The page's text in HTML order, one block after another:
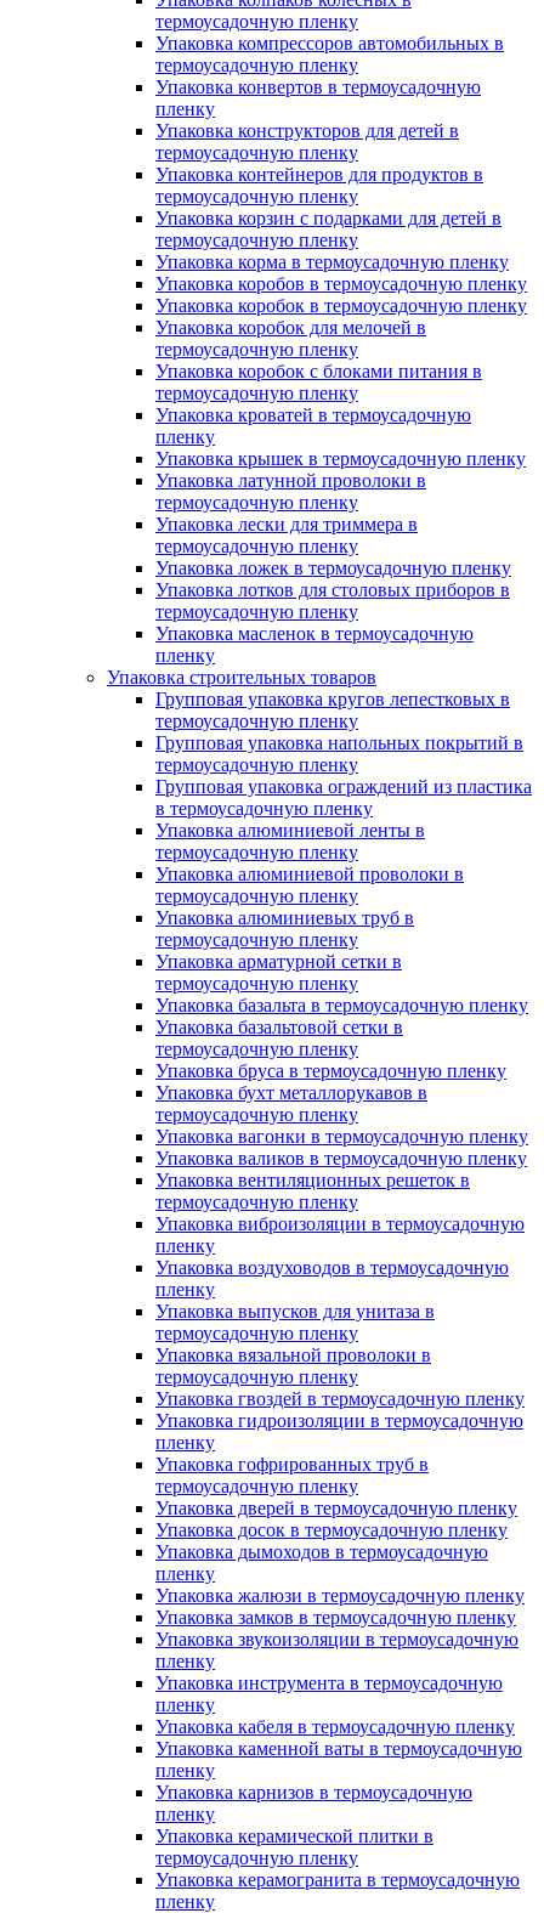
термоусадочную пленку
Упаковка компрессоров автомобильных в
термоусадочную пленку
Упаковка конвертов в термоусадочную
пленку
Упаковка конструкторов для детей в
термоусадочную пленку
Упаковка контейнеров для продуктов в
термоусадочную пленку
Упаковка корзин с подарками для детей в
термоусадочную пленку
Упаковка корма в термоусадочную пленку
Упаковка коробов в термоусадочную пленку
Упаковка коробок в термоусадочную пленку
Упаковка коробок для мелочей в
термоусадочную пленку
Упаковка коробок с блоками питания в
термоусадочную пленку
Упаковка кроватей в термоусадочную
пленку
Упаковка крышек в термоусадочную пленку
Упаковка латунной проволоки в
термоусадочную пленку
Упаковка лески для триммера в
термоусадочную пленку
Упаковка ложек в термоусадочную пленку
Упаковка лотков для столовых приборов в
термоусадочную пленку
Упаковка масленок в термоусадочную
пленку
Упаковка строительных товаров
Групповая упаковка кругов лепестковых в
термоусадочную пленку
Групповая упаковка напольных покрытий в
термоусадочную пленку
Групповая упаковка ограждений из пластика
в термоусадочную пленку
Упаковка алюминиевой ленты в
термоусадочную пленку
Упаковка алюминиевой проволоки в
термоусадочную пленку
Упаковка алюминиевых труб в
термоусадочную пленку
Упаковка арматурной сетки в
термоусадочную пленку
Упаковка базальта в термоусадочную пленку
Упаковка базальтовой сетки в
термоусадочную пленку
Упаковка бруса в термоусадочную пленку
Упаковка бухт металлорукавов в
термоусадочную пленку
Упаковка вагонки в термоусадочную пленку
Упаковка валиков в термоусадочную пленку
Упаковка вентиляционных решеток в
термоусадочную пленку
Упаковка виброизоляции в термоусадочную
пленку
Упаковка воздуховодов в термоусадочную
пленку
Упаковка выпусков для унитаза в
термоусадочную пленку
Упаковка вязальной проволоки в
термоусадочную пленку
Упаковка гвоздей в термоусадочную пленку
Упаковка гидроизоляции в термоусадочную
пленку
Упаковка гофрированных труб в
термоусадочную пленку
Упаковка дверей в термоусадочную пленку
Упаковка досок в термоусадочную пленку
Упаковка дымоходов в термоусадочную
пленку
Упаковка жалюзи в термоусадочную пленку
Упаковка замков в термоусадочную пленку
Упаковка звукоизоляции в термоусадочную
пленку
Упаковка инструмента в термоусадочную
пленку
Упаковка кабеля в термоусадочную пленку
Упаковка каменной ваты в термоусадочную
пленку
Упаковка карнизов в термоусадочную
пленку
Упаковка керамической плитки в
термоусадочную пленку
Упаковка керамогранита в термоусадочную
пленку